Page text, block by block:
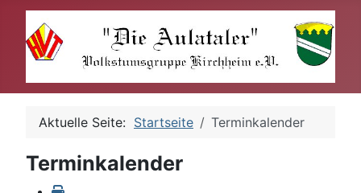
Aktuelle Seite: Startseite Terminkalender
Terminkalender